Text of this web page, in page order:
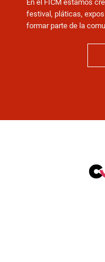
En el FICM estamos
festival, pláticas,
formar parte de la